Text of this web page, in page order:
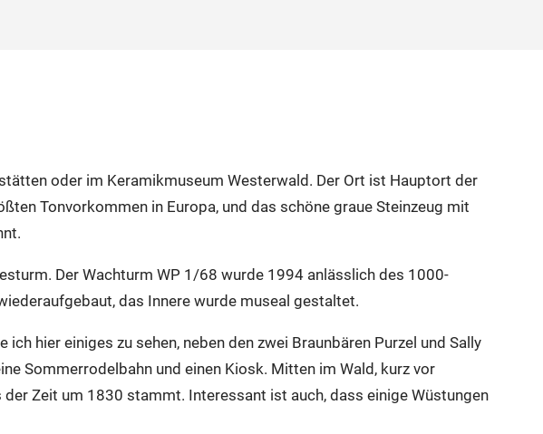
oder im Keramikmuseum Westerwald. Der Ort ist Hauptort der
Tonvorkommen in Europa, und das schöne graue Steinzeug mit
Der Wachturm WP 1/68 wurde 1994 anlässlich des 1000-
das Innere wurde museal gestaltet.
hier einiges zu sehen, neben den zwei Braunbären Purzel und Sally
Sommerrodelbahn und einen Kiosk. Mitten im Wald, kurz vor
Zeit um 1830 stammt. Interessant ist auch, dass einige Wüstungen